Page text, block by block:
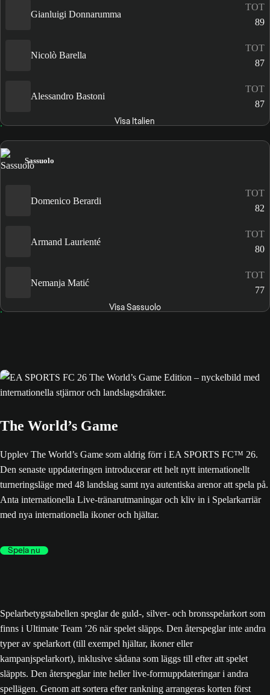
Gianluigi Donnarumma
TOT
89
Nicolò Barella
TOT
87
Alessandro Bastoni
TOT
87
Visa Italien
Sassuolo
Domenico Berardi
TOT
82
Armand Laurienté
TOT
80
Nemanja Matić
TOT
77
Visa Sassuolo
The World’s Game
Upplev The World’s Game som aldrig förr i EA SPORTS FC™ 26.
Den senaste uppdateringen introducerar ett helt nytt internationellt
turneringsläge med 48 landslag samt nya autentiska arenor att spela på.
Anta internationella Live-tränarutmaningar och kliv in i Spelarkarriär
med nya internationella ikoner och hjältar.
Spela nu
Spelarbetygstabellen speglar de guld-, silver- och bronsspelarkort som
finns i Ultimate Team ’26 när spelet släpps. Den återspeglar inte andra
typer av spelarkort (till exempel hjältar, ikoner eller
kampanjspelarkort), inklusive sådana som läggs till efter att spelet
släppts. Den återspeglar inte heller live-formuppdateringar i andra
spellägen. Genom att sortera efter rankning arrangeras korten först